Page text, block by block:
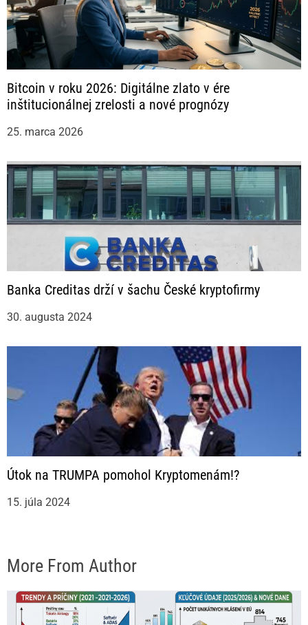
Bitcoin v roku 2026: Digitálne zlato v ére
inštitucionálnej zrelosti a nové prognózy
25. marca 2026
Banka Creditas drží v šachu České kryptofirmy
30. augusta 2024
Útok na TRUMPA pomohol Kryptomenám!?
15. júla 2024
More From Author